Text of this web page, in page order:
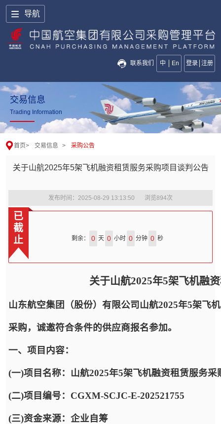
导航
联系我们 中 En 登录 注册
交易信息
Trading Information
首页> 交易信息 > 采购公告
关于山航2025年5架飞机融资租赁服务采购项目谈判公告
发布时间：2025-08-29 13:13:50 浏览894次
已
截
止
剩余： 0 天 0 小时 0 分钟 0 秒
关于山航2025年5架飞机融
山东航空集团（股份）有限公司山航2025年5架飞
采购，诚邀符合条件的供应商报名参加。
一、项目内容：
(一)项目名称：山航2025年5架飞机融资租赁服务采
(二)项目编号：CGXM-SCJC-E-202521755
(三)资金来源：企业自筹